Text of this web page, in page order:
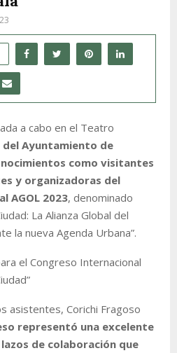
a cabo en el Teatro
del Ayuntamiento de
como visitantes
y organizadoras del
AGOL 2023, denominado
La Alianza Global del
la nueva Agenda Urbana”.
el Congreso Internacional
asistentes, Corichi Fragoso
representó una excelente
de colaboración que